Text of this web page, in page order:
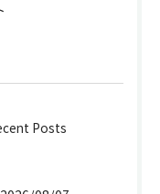
Posts